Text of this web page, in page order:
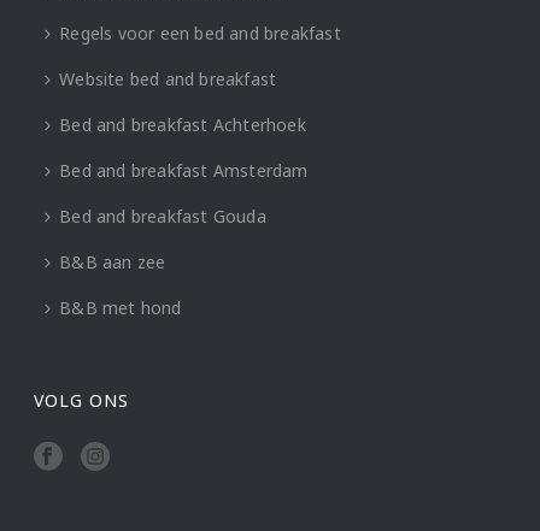
Regels voor een bed and breakfast
Website bed and breakfast
Bed and breakfast Achterhoek
Bed and breakfast Amsterdam
Bed and breakfast Gouda
B&B aan zee
B&B met hond
VOLG ONS